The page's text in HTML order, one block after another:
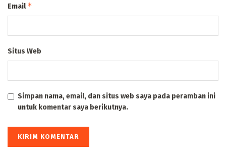
Email*
Situs Web
Simpan nama, email, dan situs web saya pada peramban ini
untuk komentar saya berikutnya.